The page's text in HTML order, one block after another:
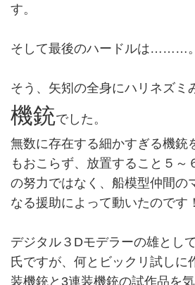
す。
そして最後のハードルは………。
そう、矢矧の全身にハリネズミ
機銃でした。
無数に存在する細かすぎる機銃
もおこらず、放置すること５～
の努力ではなく、船模型仲間の
なる援助によって動いたのです！
デジタル３Dモデラーの雄とし
氏ですが、何とビックリ試しに
装機銃と3連装機銃の試作品を